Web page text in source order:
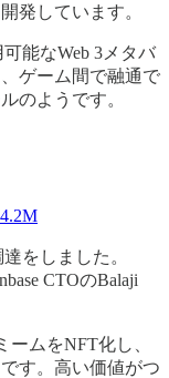
発しています。
能なWeb 3メタバ
ゲーム間で融通で
のようです。
をしました。
CTOのBalaji
ームをNFT化し、
す。高い価値がつ